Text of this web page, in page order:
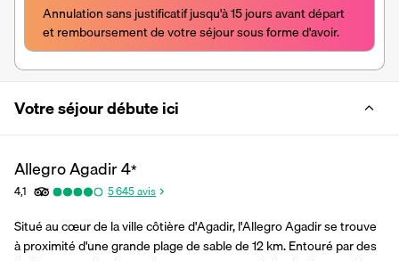
Annulation sans justificatif jusqu'à 15 jours avant départ
et remboursement de votre séjour sous forme d'avoir.
Votre séjour débute ici
Allegro Agadir4*
4,1 5 645avis
Situé au cœur de la ville côtière d'Agadir, l'Allegro Agadir se trouve
à proximité d'une grande plage de sable de 12 km. Entouré par des